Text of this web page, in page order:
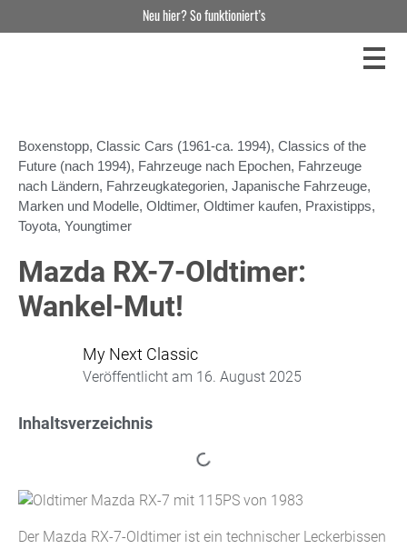
Boxenstopp, Classic Cars (1961-ca. 1994), Classics of the
Future (nach 1994), Fahrzeuge nach Epochen, Fahrzeuge
nach Ländern, Fahrzeugkategorien, Japanische Fahrzeuge,
Marken und Modelle, Oldtimer, Oldtimer kaufen, Praxistipps,
Toyota, Youngtimer
Mazda RX-7-Oldtimer:
Wankel-Mut!
My Next Classic
Veröffentlicht am 16. August 2025
Inhaltsverzeichnis
Der Mazda RX-7-Oldtimer ist ein technischer Leckerbissen
Neu hier? So funktioniert’s